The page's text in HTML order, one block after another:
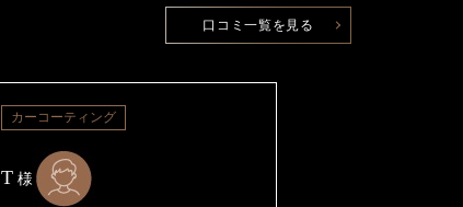
口コミ一覧を見る
カーコーティング
T様